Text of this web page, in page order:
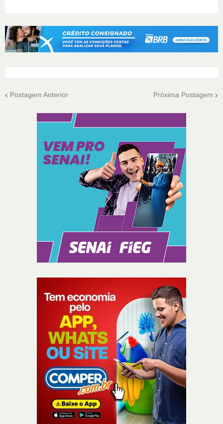
Postagem Anterior Próxima Postagem